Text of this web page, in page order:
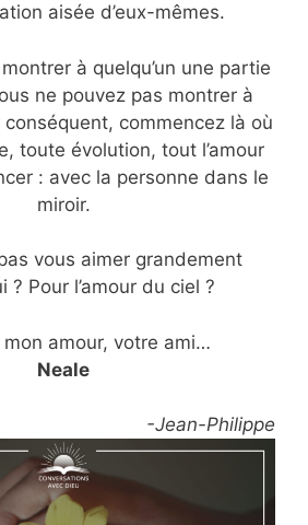
aisée d’eux-mêmes.
à quelqu’un une partie
ne pouvez pas montrer à
commencez là où
toute évolution, tout l’amour
: avec la personne dans le
miroir.
vous aimer grandement
? Pour l’amour du ciel ?
amour, votre ami…
Neale
-Jean-Philippe